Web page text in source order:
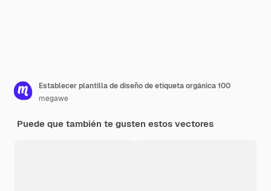
Establecer plantilla de diseño de etiqueta orgánica 100
megawe
Puede que también te gusten estos vectores